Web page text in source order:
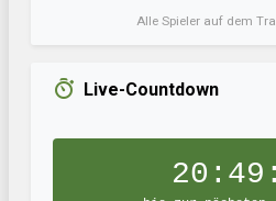
Alle Spieler auf dem
Live-Countdown